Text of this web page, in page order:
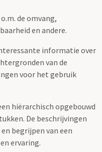
de omvang,
en andere.
informatie over
van de
voor het gebruik
hiërarchisch opgebouwd
De beschrijvingen
begrijpen van een
ervaring.